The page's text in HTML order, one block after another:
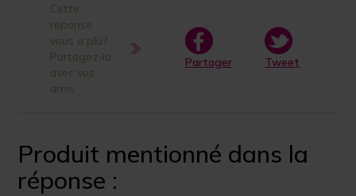
Cette
réponse
vous a plu?
Partagez-la
avec vos
amis
Partager Tweet
Produit mentionné dans la
réponse :